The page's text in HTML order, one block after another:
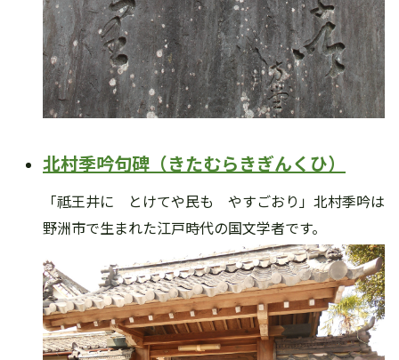
北村季吟句碑（きたむらきぎんくひ）
「祗王井に とけてや民も やすごおり」北村季吟は
野洲市で生まれた江戸時代の国文学者です。